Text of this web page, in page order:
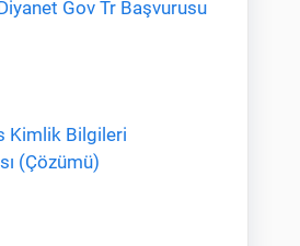
Gov Tr Başvurusu
Kimlik Bilgileri
(Çözümü)